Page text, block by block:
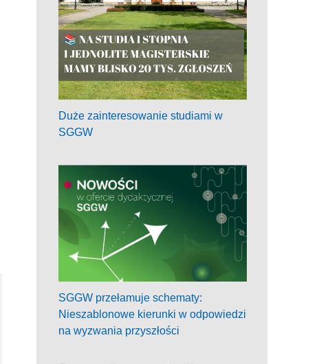
Duże zainteresowanie studiami w
SGGW
SGGW przełamuje schematy:
Nieszablonowe kierunki w odpowiedzi
na wyzwania przyszłości